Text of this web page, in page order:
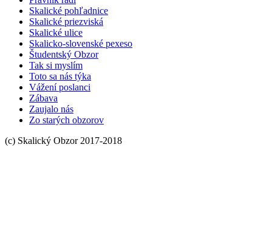
Skalické pohľadnice
Skalické priezviská
Skalické ulice
Skalicko-slovenské pexeso
Študentský Obzor
Tak si myslím
Toto sa nás týka
Vážení poslanci
Zábava
Zaujalo nás
Zo starých obzorov